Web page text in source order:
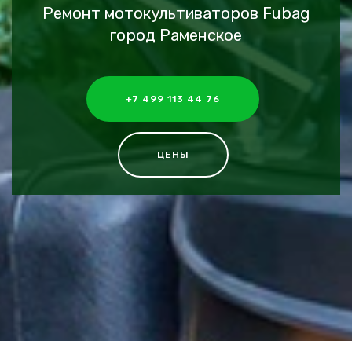
Ремонт мотокультиваторов Fubag
город Раменское
+7 499 113 44 76
ЦЕНЫ